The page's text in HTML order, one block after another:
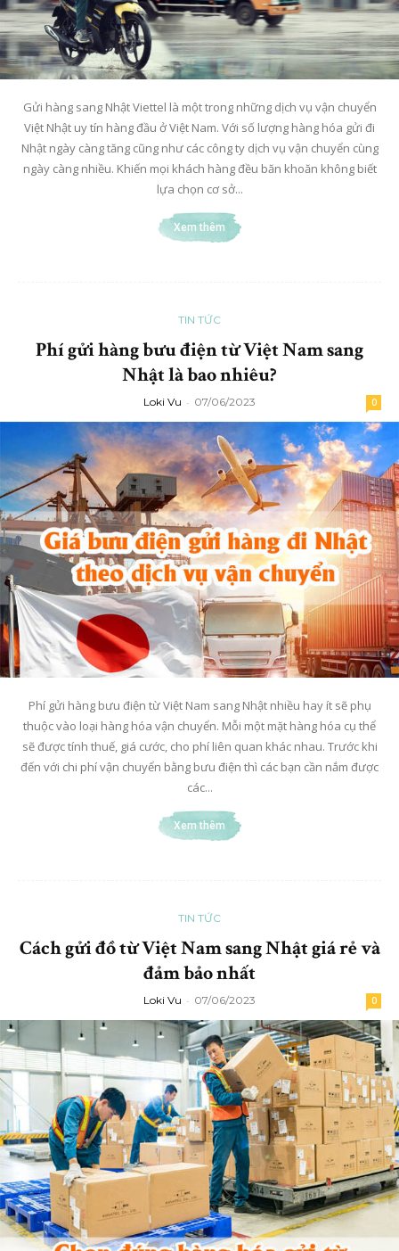
Gửi hàng sang Nhật Viettel là một trong những dịch vụ vận chuyển
Việt Nhật uy tín hàng đầu ở Việt Nam. Với số lượng hàng hóa gửi đi
Nhật ngày càng tăng cũng như các công ty dịch vụ vận chuyển cùng
ngày càng nhiều. Khiến mọi khách hàng đều băn khoăn không biết
lựa chọn cơ sở...
Xem thêm
TIN TỨC
Phí gửi hàng bưu điện từ Việt Nam sang
Nhật là bao nhiêu?
Loki Vu - 07/06/2023 0
Phí gửi hàng bưu điện từ Việt Nam sang Nhật nhiều hay ít sẽ phụ
thuộc vào loại hàng hóa vận chuyển. Mỗi một mặt hàng hóa cụ thể
sẽ được tính thuế, giá cước, cho phí liên quan khác nhau. Trước khi
đến với chi phí vận chuyển bằng bưu điện thì các bạn cần nắm được
các...
Xem thêm
TIN TỨC
Cách gửi đồ từ Việt Nam sang Nhật giá rẻ và
đảm bảo nhất
Loki Vu - 07/06/2023 0